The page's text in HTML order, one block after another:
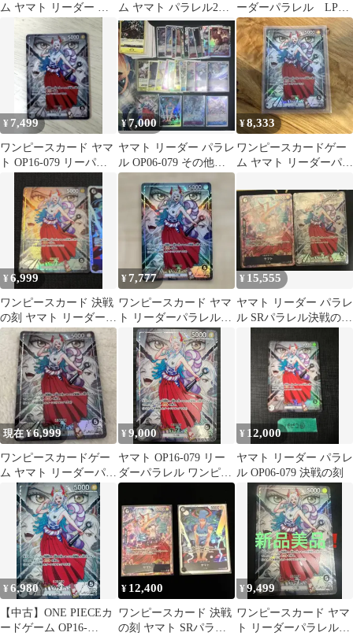
ム ヤマト リーダー パ
ラレル 決戦の刻 +おま
ム ヤマト パラレル2枚
セット リーダー
ーダーパラレル LP
OP16-079
¥ 7,499
ワンピースカード ヤマ
ト OP16-079 リーパラ
¥7,000
ヤマト リーダー パラレ
ル OP06-079 その他決
戦の刻1box分
¥8,333
ワンピースカードゲー
ム ヤマト リーダーパラ
¥6,999
ワンピースカード 決戦
の刻 ヤマト リーダーパ
ラレル OP16-079 他4枚
¥ 7,777
ワンピースカード ヤマ
ト リーダーパラレル
OP16-079 L-P 決戦の刻
¥ 15,555
ヤマト リーダー パラレ
ル SRパラレル決戦の
現在 ¥6,999
ワンピースカードゲー
ム ヤマト リーダーパラ
レル OP16-079 決戦の
¥9,000
ヤマト OP16-079 リー
ダーパラレル ワンピー
スカードヤマト OP16-
079 リーダーパラレル
_232358
¥ 12,000
ヤマト リーダー パラレ
ル OP06-079 決戦の刻
¥6,980
【中古】ONE PIECEカ
ードゲーム OP16-
¥ 12,400
ワンピースカード 決戦
の刻 ヤマト SRパラレ
¥9,499
ワンピースカード ヤマ
ト リーダーパラレル